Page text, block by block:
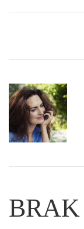
BRAK